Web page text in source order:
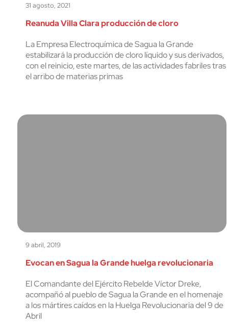
31 agosto, 2021
Reanuda Villa Clara producción de cloro
La Empresa Electroquímica de Sagua la Grande
estabilizará la producción de cloro líquido y sus derivados,
con el reinicio, este martes, de las actividades fabriles tras
el arribo de materias primas
9 abril, 2019
Evocan en Sagua la Grande huelga revolucionaria
El Comandante del Ejército Rebelde Víctor Dreke,
acompañó al pueblo de Sagua la Grande en el homenaje
a los mártires caídos en la Huelga Revolucionaria del 9 de
Abril